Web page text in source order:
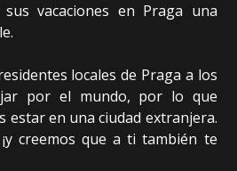
vacaciones en Praga una
locales de Praga a los
por el mundo, por lo que
estar en una ciudad extranjera.
creemos que a ti también te